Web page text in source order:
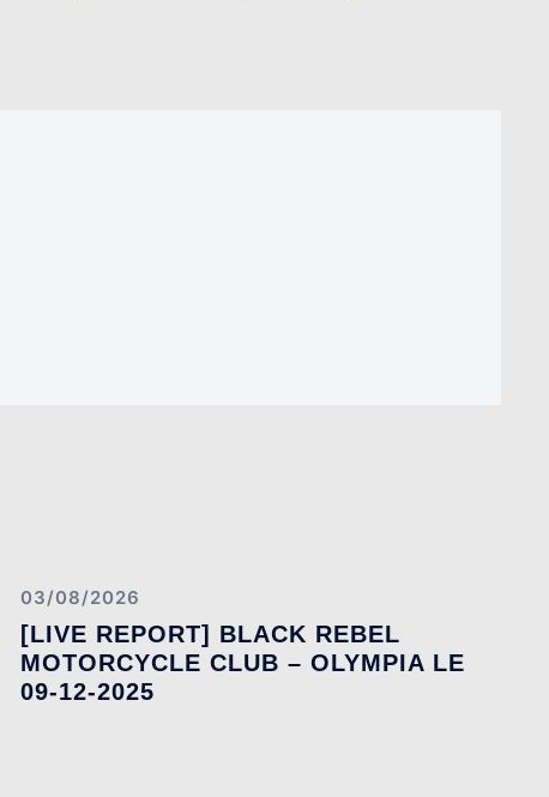
03/08/2026
[LIVE REPORT] BLACK REBEL
MOTORCYCLE CLUB – OLYMPIA LE
09-12-2025